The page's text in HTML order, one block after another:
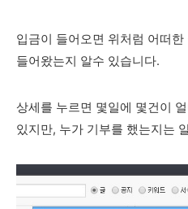
입금이 들어오면 위처럼 어떠
들어왔는지 알수 있습니다.
상세를 누르면 몇일에 몇건이
있지만, 누가 기부를 했는지는